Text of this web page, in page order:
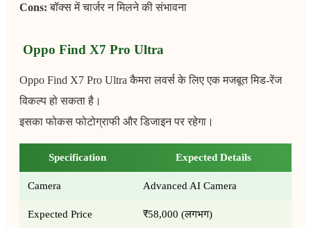
Cons: बॉक्स में चार्जर न मिलने की संभावना
Oppo Find X7 Pro Ultra
Oppo Find X7 Pro Ultra कैमरा लवर्स के लिए एक मजबूत मिड-रेंज
विकल्प हो सकता है।
इसका फोकस फोटोग्राफी और डिजाइन पर रहेगा।
Specification Expected Details
Camera Advanced AI Camera
Expected Price ₹58,000 (लगभग)